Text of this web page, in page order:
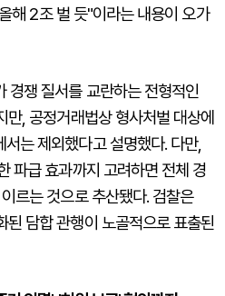
해 2조 벌 듯"이라는 내용이 오가
경쟁 질서를 교란하는 전형적인
, 공정거래법상 형사처벌 대상에
는 제외했다고 설명했다. 다만,
파급 효과까지 고려하면 전체 경
르는 것으로 추산됐다. 검찰은
된 담합 관행이 노골적으로 표출된